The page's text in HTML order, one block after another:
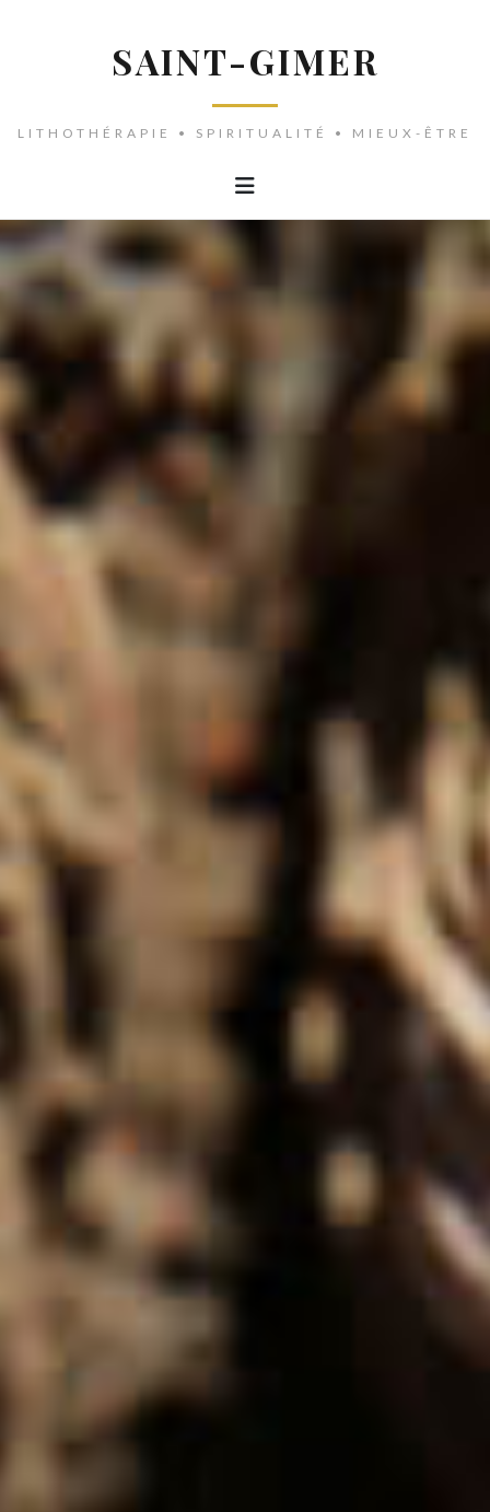
SAINT-GIMER
LITHOTHÉRAPIE • SPIRITUALITÉ • MIEUX-ÊTRE